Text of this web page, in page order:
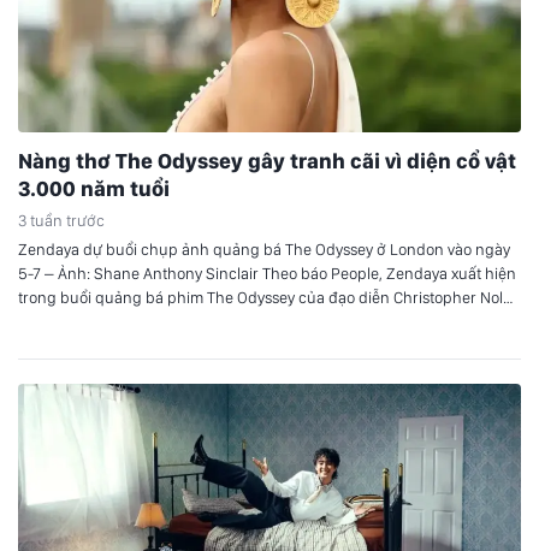
Nàng thơ The Odyssey gây tranh cãi vì diện cổ vật
3.000 năm tuổi
3 tuần trước
Zendaya dự buổi chụp ảnh quảng bá The Odyssey ở London vào ngày
5-7 – Ảnh: Shane Anthony Sinclair Theo báo People, Zendaya xuất hiện
trong buổi quảng bá phim The Odyssey của đạo diễn Christopher Nolan